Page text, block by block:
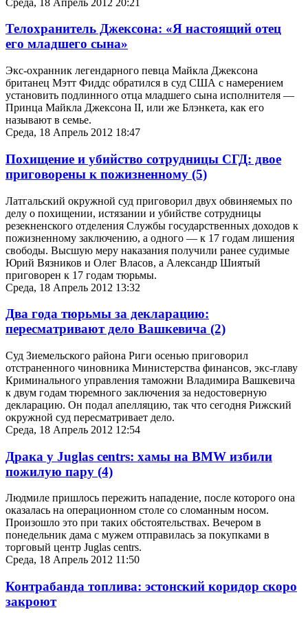
Телохранитель Джексона: «Я настоящий отец
его младшего сына»
Экс-охранник легендарного певца Майкла Джексона
британец Мэтт Фиддс обратился в суд США с намерением
установить подлинного отца младшего сына исполнителя —
Принца Майкла Джексона II, или же Блэнкета, как его
называют в семье.
Среда, 18 Апрель 2012 18:47
Похищение и убийство сотрудницы СГД: двое
приговорены к пожизненному (5)
Латгальский окружной суд приговорил двух обвиняемых по
делу о похищении, истязании и убийстве сотрудницы
резекненского отделения Службы государственных доходов к
пожизненному заключению, а одного — к 17 годам лишения
свободы. Высшую меру наказания получили ранее судимые
Юрий Вязников и Олег Власов, а Александр Шиятый
приговорен к 17 годам тюрьмы.
Среда, 18 Апрель 2012 13:32
Два года тюрьмы за декларацию:
пересматривают дело Вашкевича (2)
Суд Зиемельского района Риги осенью приговорил
отстраненного чиновника Министерства финансов, экс-главу
Криминального управления таможни Владимира Вашкевича
к двум годам тюремного заключения за недостоверную
декларацию. Он подал апелляцию, так что сегодня Рижский
окружной суд пересматривает дело.
Среда, 18 Апрель 2012 12:54
Драка у Juglas centrs: хамы на BMW избили
пожилую пару (4)
Людмиле пришлось пережить нападение, после которого она
оказалась на операционном столе со сломанным носом.
Произошло это при таких обстоятельствах. Вечером в
понедельник дама с мужем отправилась за покупками в
торговый центр Juglas centrs.
Среда, 18 Апрель 2012 11:50
Контрабанда топлива: эстонский коридор скоро
закроют